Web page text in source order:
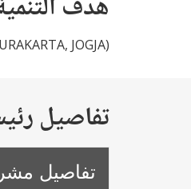
هدف
JOGJA)
تفاصيل
تفاصيل